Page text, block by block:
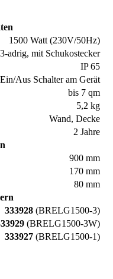
1500 Watt (230V/50Hz)
adrig, mit Schukostecker
IP 65
Ein/Aus Schalter am Gerät
bis 7 qm
5,2 kg
Wand, Decke
2 Jahre
900 mm
170 mm
80 mm
333928 (BRELG1500-3)
(BRELG1500-3W)
333927 (BRELG1500-1)